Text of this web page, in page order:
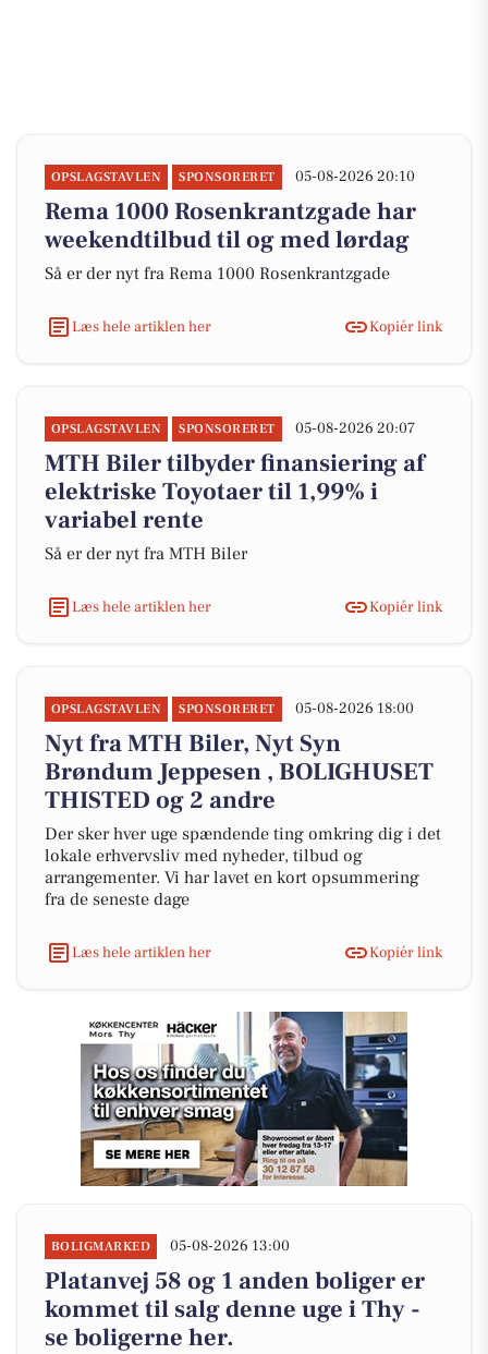
OPSLAGSTAVLEN SPONSORERET 05-08-2026 20:10
Rema 1000 Rosenkrantzgade har
weekendtilbud til og med lørdag
Så er der nyt fra Rema 1000 Rosenkrantzgade
Læs hele artiklen her Kopiér link
OPSLAGSTAVLEN SPONSORERET 05-08-2026 20:07
MTH Biler tilbyder finansiering af
elektriske Toyotaer til 1,99% i
variabel rente
Så er der nyt fra MTH Biler
Læs hele artiklen her Kopiér link
OPSLAGSTAVLEN SPONSORERET 05-08-2026 18:00
Nyt fra MTH Biler, Nyt Syn
Brøndum Jeppesen , BOLIGHUSET
THISTED og 2 andre
Der sker hver uge spændende ting omkring dig i det
lokale erhvervsliv med nyheder, tilbud og
arrangementer. Vi har lavet en kort opsummering
fra de seneste dage
Læs hele artiklen her Kopiér link
BOLIGMARKED 05-08-2026 13:00
Platanvej 58 og 1 anden boliger er
kommet til salg denne uge i Thy -
se boligerne her.